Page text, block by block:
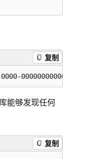
复制
能够发现任何
复制